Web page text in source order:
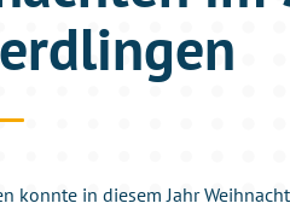
konnte in diesem Jahr